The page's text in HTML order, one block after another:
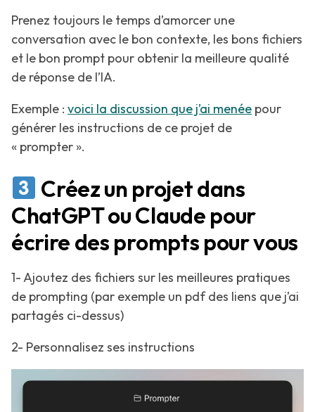
Prenez toujours le temps d’amorcer une
conversation avec le bon contexte, les bons fichiers
et le bon prompt pour obtenir la meilleure qualité
de réponse de l’IA.
Exemple : voici la discussion que j’ai menée pour
générer les instructions de ce projet de
« prompter ».
Créez un projet dans
ChatGPT ou Claude pour
écrire des prompts pour vous
1- Ajoutez des fichiers sur les meilleures pratiques
de prompting (par exemple un pdf des liens que j’ai
partagés ci-dessus)
2- Personnalisez ses instructions